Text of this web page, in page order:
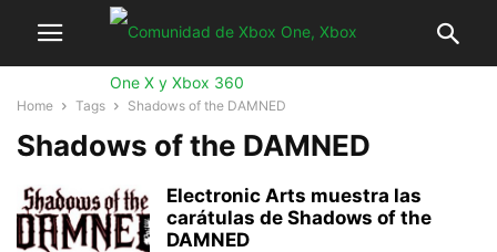
Home Tags Shadows of the DAMNED
Shadows of the DAMNED
Electronic Arts muestra las
carátulas de Shadows of the
DAMNED